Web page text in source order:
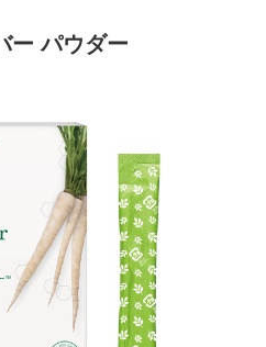
ー パウダー